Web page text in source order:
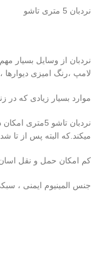
نردبان 5 متری تاشو
نردبان از وسایل بسیار
لامپ ،رنگ امیزی
موارد بسیار زیادی که در
میکند.که البته پس از تا
کم امکان حمل و نقل اسان
جنس المینیوم ایمنی ،